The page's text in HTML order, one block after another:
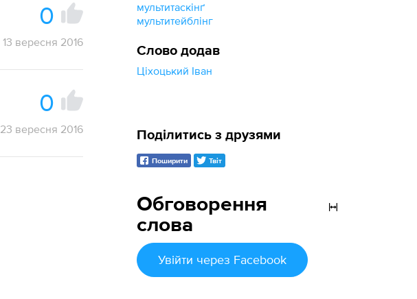
мультитаскінґ
мультитейблінг
Слово додав
Ціхоцький Іван
0
13 вересня 2016
0
23 вересня 2016
Обговорення
слова
Увійти через Facebook
Поділитись з друзями
Поширити Твіт